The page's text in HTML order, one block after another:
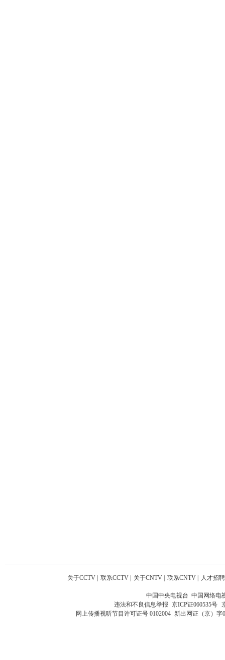
关于CCTV 联系CCTV 关于CNTV 联系CNTV 人才招聘
中国中央电视台 中国网络电
违法和不良信息举报 京ICP证060535号
网上传播视听节目许可证号 0102004 新出网证（京）